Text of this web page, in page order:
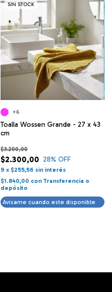
SIN STOCK
Toalla Wossen Grande - 27 x 43
cm
$2.300,00
$3.200,00
28% OFF
9 x $255,56 sin interés
$1.840,00 con Transferencia o
depósito
+6
Avisame cuando este disponible